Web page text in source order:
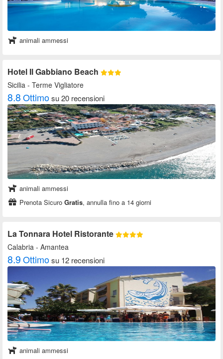
animali ammessi
Hotel Il Gabbiano Beach
Sicilia - Terme Vigliatore
8.8Ottimosu 20 recensioni
animali ammessi
Prenota Sicuro Gratis, annulla fino a 14 giorni
La Tonnara Hotel Ristorante
Calabria - Amantea
8.9Ottimosu 12 recensioni
animali ammessi